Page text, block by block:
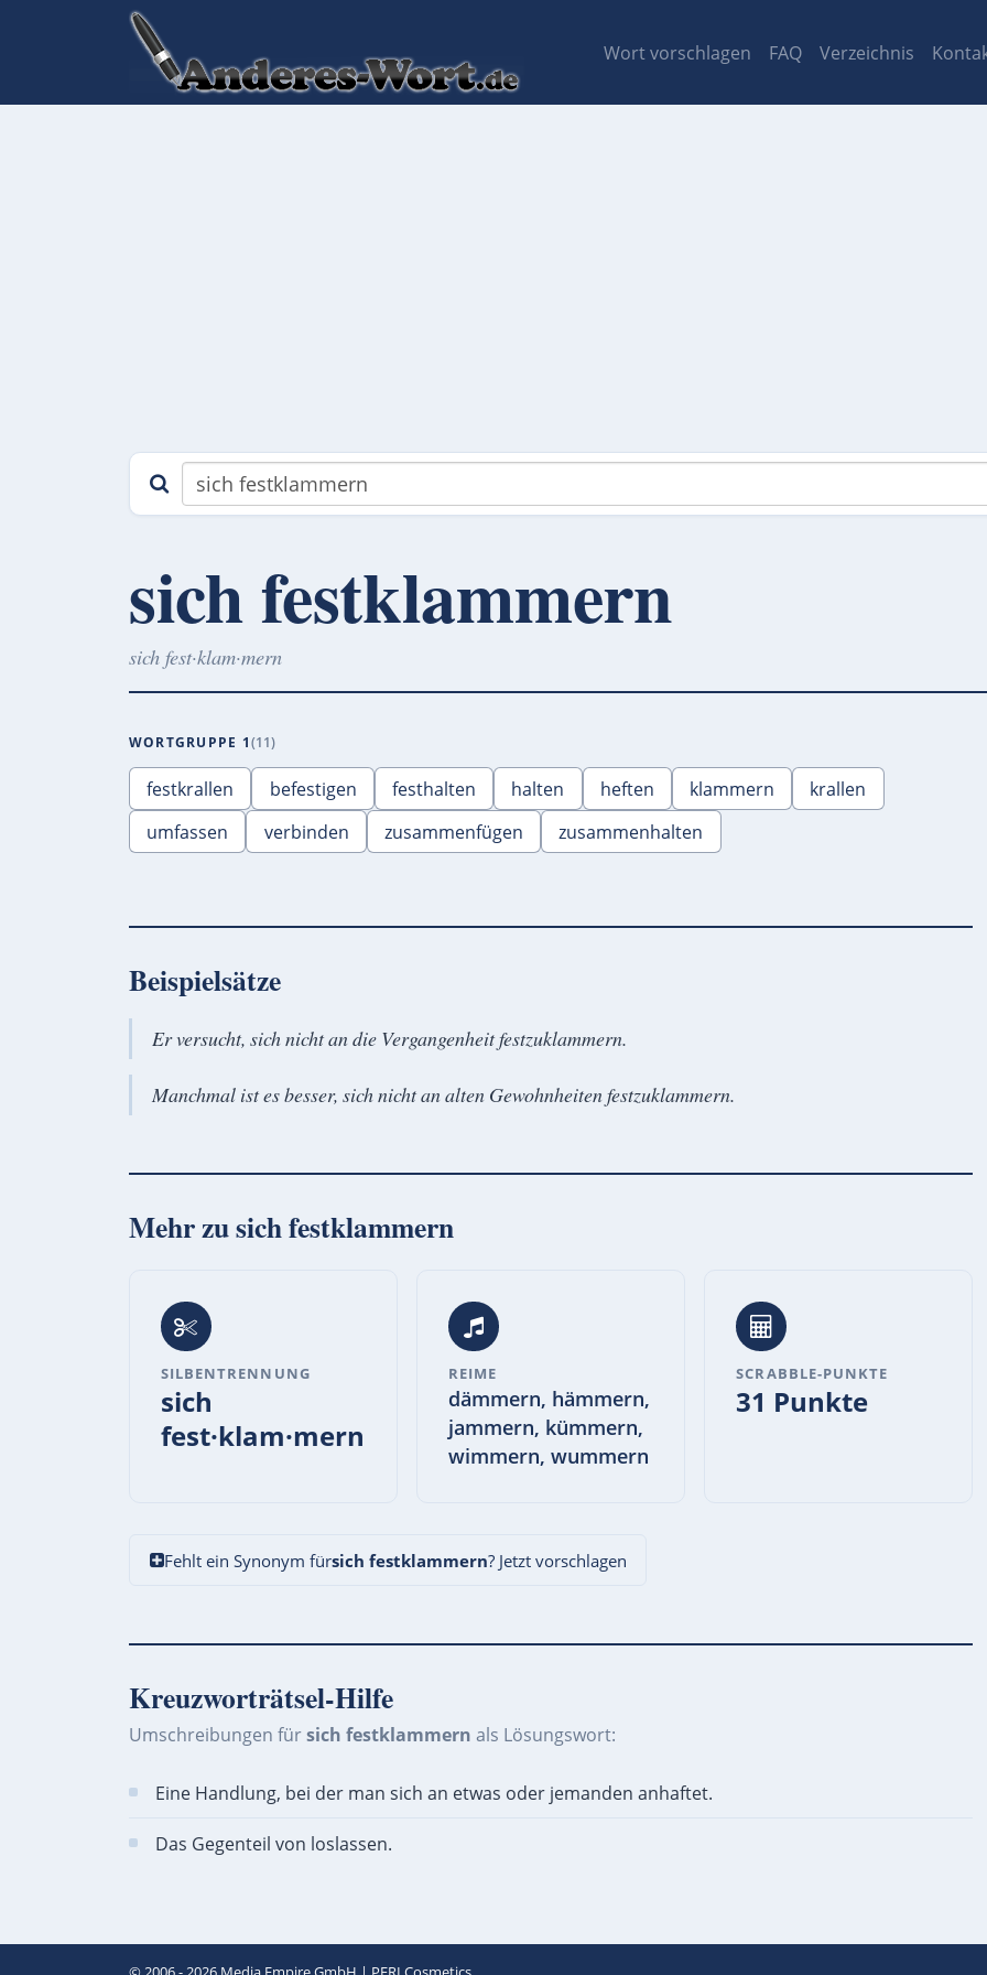
Wort vorschlagen FAQ Verzeichnis
sich festklammern
sich fest·klam·mern
WORTGRUPPE 1 11
festkrallen befestigen festhalten halten heften klammern
krallen
umfassen
verbinden zusammenfügen zusammenhalten
Beispielsätze
Er versucht, sich nicht an die Vergangenheit festzuklammern.
Manchmal ist es besser, sich nicht an alten Gewohnheiten festzuklammern.
Mehr zusich festklammern
SILBENTRENNUNG
sich
fest·klam·mern
REIME
dämmern, hämmern,
jammern, kümmern,
wimmern, wummern
SCRABBLE-PUNKTE
31 Punkte
Fehlt ein Synonym fürsich festklammern? Jetzt vorschlagen
Kreuzworträtsel-Hilfe
Umschreibungen fürsich festklammern als Lösungswort:
Eine Handlung, bei der man sich an etwas oder jemanden anhaftet.
Das Gegenteil von loslassen.